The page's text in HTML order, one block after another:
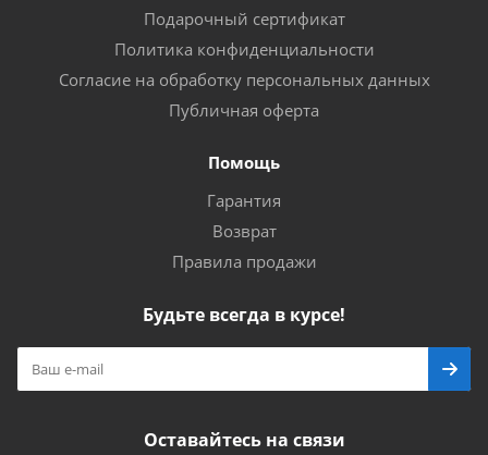
Подарочный сертификат
Политика конфиденциальности
Согласие на обработку персональных данных
Публичная оферта
Помощь
Гарантия
Возврат
Правила продажи
Будьте всегда в курсе!
Оставайтесь на связи